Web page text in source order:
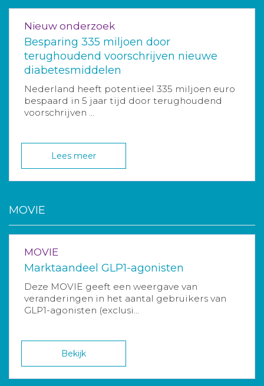
Nieuw onderzoek
Besparing 335 miljoen door
terughoudend voorschrijven nieuwe
diabetesmiddelen
Nederland heeft potentieel 335 miljoen euro
bespaard in 5 jaar tijd door terughoudend
voorschrijven ...
Lees meer
MOVIE
MOVIE
Marktaandeel GLP1-agonisten
Deze MOVIE geeft een weergave van
veranderingen in het aantal gebruikers van
GLP1-agonisten (exclusi...
Bekijk